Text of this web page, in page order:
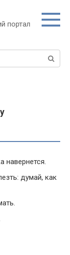
портал
навернется.
думай, как